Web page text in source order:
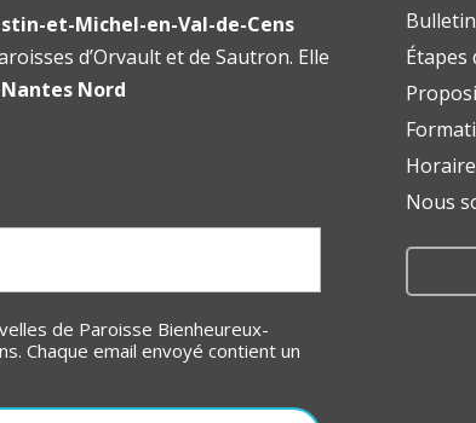
et-Michel-en-Val-de-Cens
d’Orvault et de Sautron. Elle
Nantes Nord
Chaque email envoyé contient un
Étapes
Nous